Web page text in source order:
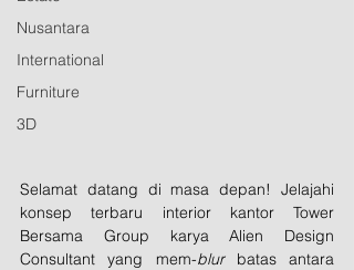
Nusantara
International
Furniture
3D
Selamat datang di masa depan! Jelajahi
konsep terbaru interior kantor Tower
Bersama Group karya Alien Design
Consultant yang mem-blur